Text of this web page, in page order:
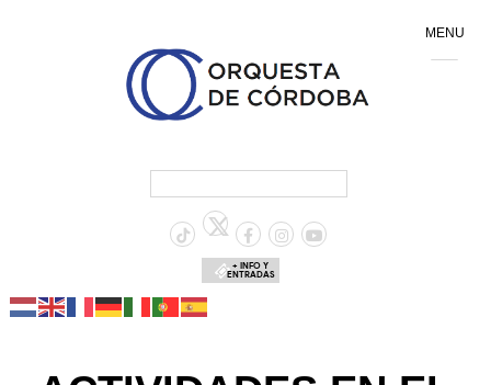
+ INFO Y
ENTRADAS
MENU